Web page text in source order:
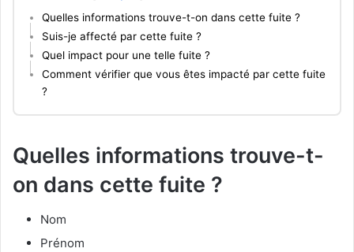
Quelles informations trouve-t-on dans cette fuite ?
Suis-je affecté par cette fuite ?
Quel impact pour une telle fuite ?
Comment vérifier que vous êtes impacté par cette fuite
?
Quelles informations trouve-t-
on dans cette fuite ?
Nom
Prénom